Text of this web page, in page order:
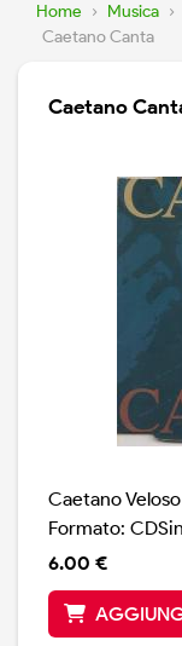
Home › Musica ›
Caetano Canta
Caetano
Caetano Veloso
Formato:
6.00 €